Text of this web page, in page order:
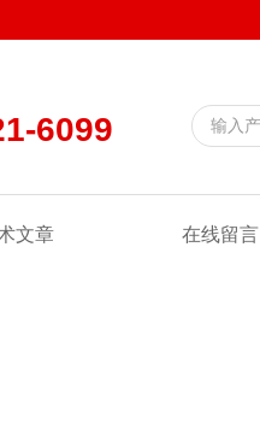
6099
文章 在线留言